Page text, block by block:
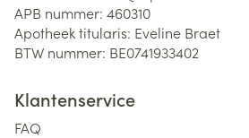
APB nummer: 460310
Apotheek titularis: Eveline Braet
BTW nummer: BE0741933402
Klantenservice
FAQ